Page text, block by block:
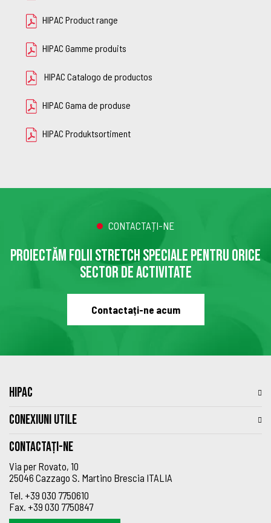
HIPAC Product range
HIPAC Gamme produits
HIPAC Catalogo de productos
HIPAC Gama de produse
HIPAC Produktsortiment
CONTACTAȚI-NE
PROIECTĂM FOLII STRETCH SPECIALE PENTRU ORICE
SECTOR DE ACTIVITATE
Contactați-ne acum
HIPAC
CONEXIUNI UTILE
Contactați-ne
Via per Rovato, 10
25046 Cazzago S. Martino Brescia ITALIA
Tel. +39 030 7750610
Fax. +39 030 7750847